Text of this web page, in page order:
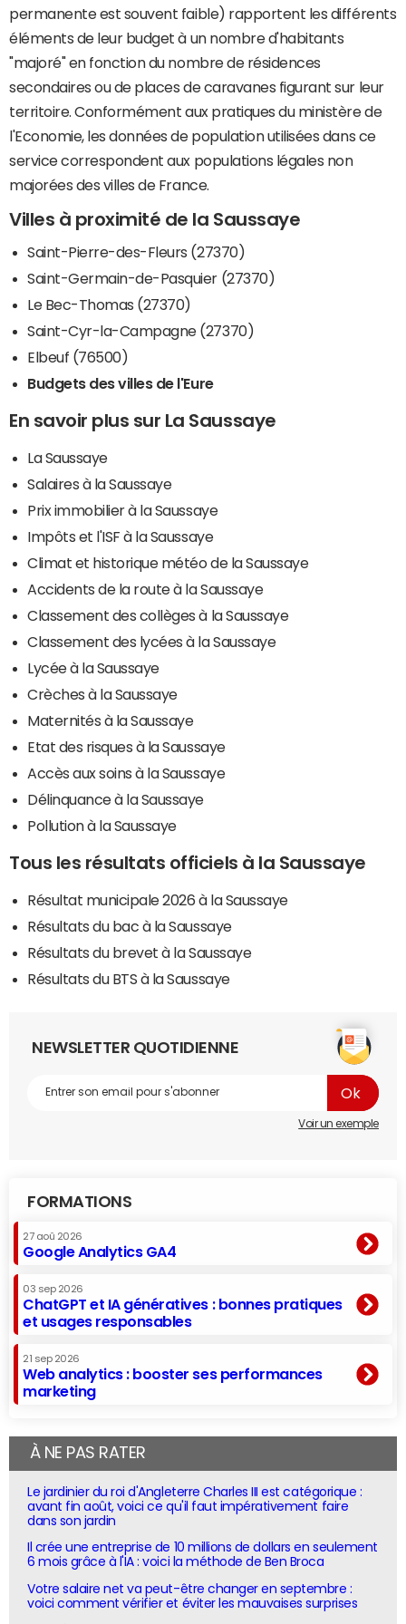
permanente est souvent faible) rapportent les différents
éléments de leur budget à un nombre d'habitants
"majoré" en fonction du nombre de résidences
secondaires ou de places de caravanes figurant sur leur
territoire. Conformément aux pratiques du ministère de
l'Economie, les données de population utilisées dans ce
service correspondent aux populations légales non
majorées des villes de France.
Villes à proximité de la Saussaye
Saint-Pierre-des-Fleurs (27370)
Saint-Germain-de-Pasquier (27370)
Le Bec-Thomas (27370)
Saint-Cyr-la-Campagne (27370)
Elbeuf (76500)
Budgets des villes de l'Eure
En savoir plus sur La Saussaye
La Saussaye
Salaires à la Saussaye
Prix immobilier à la Saussaye
Impôts et l'ISF à la Saussaye
Climat et historique météo de la Saussaye
Accidents de la route à la Saussaye
Classement des collèges à la Saussaye
Classement des lycées à la Saussaye
Lycée à la Saussaye
Crèches à la Saussaye
Maternités à la Saussaye
Etat des risques à la Saussaye
Accès aux soins à la Saussaye
Délinquance à la Saussaye
Pollution à la Saussaye
Tous les résultats officiels à la Saussaye
Résultat municipale 2026 à la Saussaye
Résultats du bac à la Saussaye
Résultats du brevet à la Saussaye
Résultats du BTS à la Saussaye
NEWSLETTER QUOTIDIENNE
Voir un exemple
FORMATIONS
27 aoû 2026
Google Analytics GA4
03 sep 2026
ChatGPT et IA génératives : bonnes pratiques
et usages responsables
21 sep 2026
Web analytics : booster ses performances
marketing
À NE PAS RATER
Le jardinier du roi d'Angleterre Charles III est catégorique :
avant fin août, voici ce qu'il faut impérativement faire
dans son jardin
Il crée une entreprise de 10 millions de dollars en seulement
6 mois grâce à l'IA : voici la méthode de Ben Broca
Votre salaire net va peut-être changer en septembre :
voici comment vérifier et éviter les mauvaises surprises